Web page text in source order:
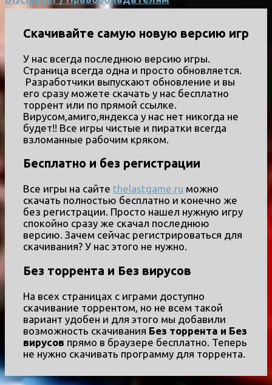
Скачивайте самую новую версию игр
У нас всегда последнюю версию игры.
Страница всегда одна и просто обновляется.
Разработчики выпускают обновление и вы
его сразу можете скачать у нас бесплатно
торрент или по прямой ссылке.
Вирусом,амиго,яндекса у нас нет никогда не
будет!! Все игры чистые и пиратки всегда
взломанные рабочим кряком.
Бесплатно и без регистрации
Все игры на сайте thelastgame.ru можно
скачать полностью бесплатно и конечно же
без регистрации. Просто нашел нужную игру
спокойно сразу же скачал последнюю
версию. Зачем сейчас регистрироваться для
скачивания? У нас этого не нужно.
Без торрента и Без вирусов
На всех страницах с играми доступно
скачивание торрентом, но не всем такой
вариант удобен и для этого мы добавили
возможность скачивания Без торрента и Без
вирусов прямо в браузере бесплатно. Теперь
не нужно скачивать программу для торрента.